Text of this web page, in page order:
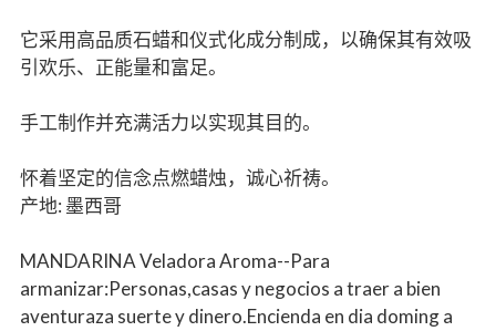
它采用高品质石蜡和仪式化成分制成，以确保其有效吸
引欢乐、正能量和富足。
手工制作并充满活力以实现其目的。
怀着坚定的信念点燃蜡烛，诚心祈祷。
产地: 墨西哥
MANDARINA Veladora Aroma--Para
armanizar:Personas,casas y negocios a traer a bien
aventuraza suerte y dinero.Encienda en dia doming a